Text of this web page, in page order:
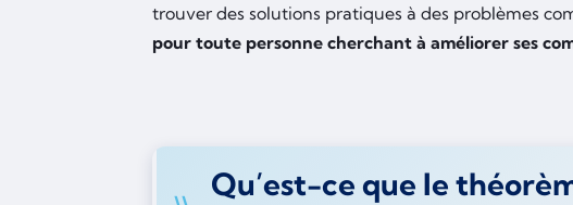
trouver des solutions pratiques à des problèmes
pour toute personne cherchant à améliorer ses
Qu’est-ce que le